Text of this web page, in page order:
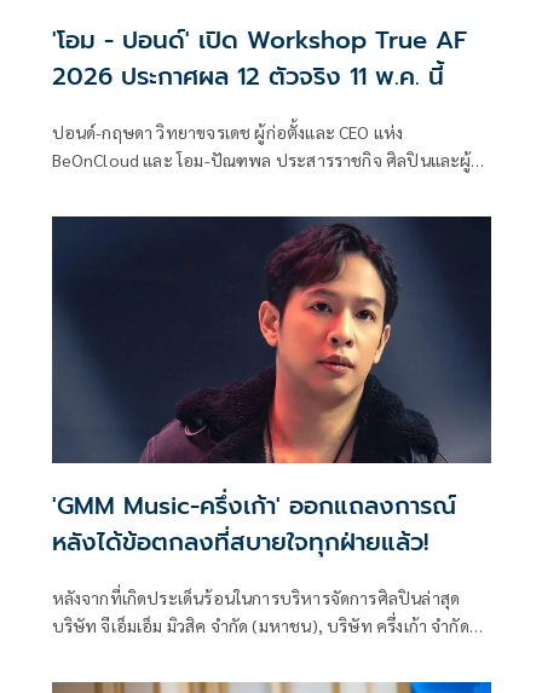
'โอม - ปอนด์' เปิด Workshop True AF
2026 ประกาศผล 12 ตัวจริง 11 พ.ค. นี้
ปอนด์-กฤษดา วิทยาขจรเดช ผู้ก่อตั้งและ CEO แห่ง
BeOnCloud และ โอม-ปัณฑพล ประสารราชกิจ ศิลปินและผู้
ประสบการณ์และทักษะอย่างเข้มข้น เพื่อเปลี่ยนผู้มีความฝันให้
'GMM Music-ครึ่งเก้า' ออกแถลงการณ์
หลังได้ข้อตกลงที่สบายใจทุกฝ่ายแล้ว!
หลังจากที่เกิดประเด็นร้อนในการบริหารจัดการศิลปินล่าสุด
บริษัท จีเอ็มเอ็ม มิวสิค จำกัด (มหาชน), บริษัท ครึ่งเก้า จำกัด
กันแล้ว